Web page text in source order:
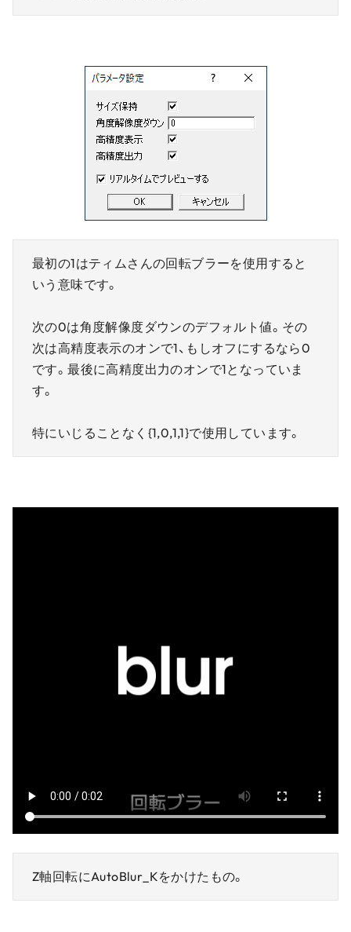
最初の1はティムさんの回転ブラーを使用すると
いう意味です。
次の0は角度解像度ダウンのデフォルト値。その
次は高精度表示のオンで1、もしオフにするなら0
です。最後に高精度出力のオンで1となっていま
す。
特にいじることなく{1,0,1,1}で使用しています。
Z軸回転にAutoBlur_Kをかけたもの。